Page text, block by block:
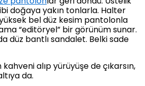
doğaya yakın tonlarla. Halter
bel düz kesim pantolonla
“editöryel” bir görünüm sunar.
düz bantlı sandalet. Belki sade
alıp yürüyüşe de çıkarsın,
da.